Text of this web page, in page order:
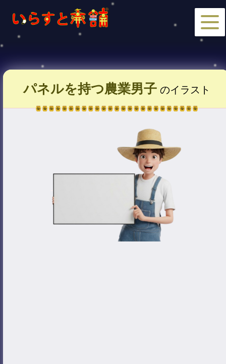
パネルを持つ農業男子のイラスト